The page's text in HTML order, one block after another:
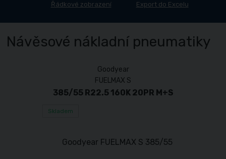
Řádkové zobrazení Export do Excelu
Návěsové nákladní pneumatiky
Goodyear
FUELMAX S
385/55 R22.5 160K 20PR M+S
Skladem